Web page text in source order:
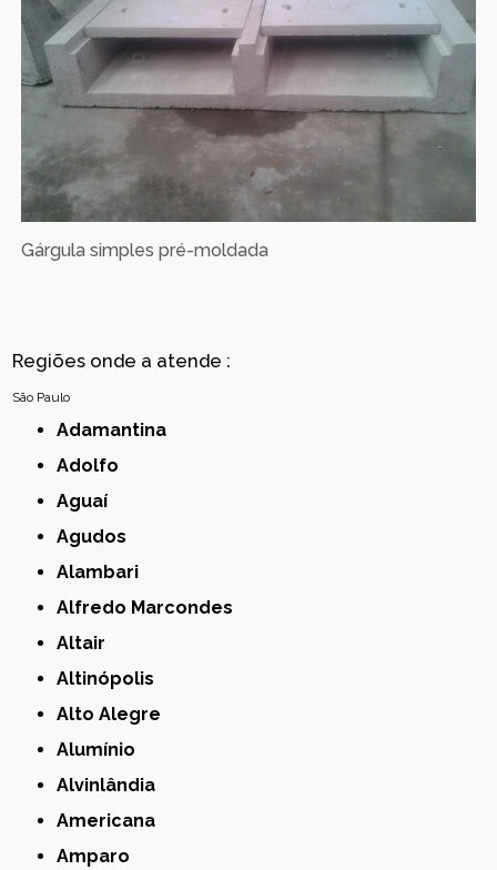
Gárgula simples pré-moldada
Regiões onde a atende :
São Paulo
Adamantina
Adolfo
Aguaí
Agudos
Alambari
Alfredo Marcondes
Altair
Altinópolis
Alto Alegre
Alumínio
Alvinlândia
Americana
Amparo